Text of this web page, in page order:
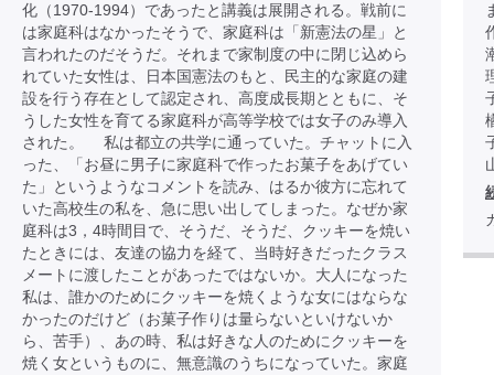
化（1970-1994）であったと講義は展開される。戦前に
は家庭科はなかったそうで、家庭科は「新憲法の星」と
言われたのだそうだ。それまで家制度の中に閉じ込めら
れていた女性は、日本国憲法のもと、民主的な家庭の建
設を行う存在として認定され、高度成長期とともに、そ
うした女性を育てる家庭科が高等学校では女子のみ導入
された。 私は都立の共学に通っていた。チャットに入
った、「お昼に男子に家庭科で作ったお菓子をあげてい
た」というようなコメントを読み、はるか彼方に忘れて
いた高校生の私を、急に思い出してしまった。なぜか家
庭科は3，4時間目で、そうだ、そうだ、クッキーを焼い
たときには、友達の協力を経て、当時好きだったクラス
メートに渡したことがあったではないか。大人になった
私は、誰かのためにクッキーを焼くような女にはならな
かったのだけど（お菓子作りは量らないといけないか
ら、苦手）、あの時、私は好きな人のためにクッキーを
焼く女というものに、無意識のうちになっていた。家庭